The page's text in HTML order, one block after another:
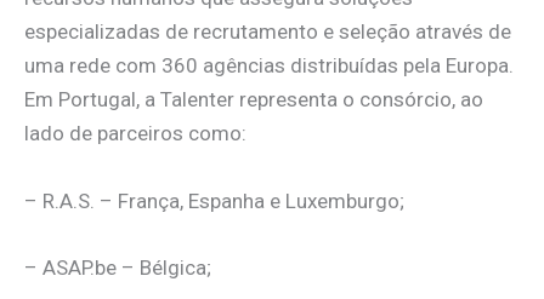
especializadas de recrutamento e seleção através de
uma rede com 360 agências distribuídas pela Europa.
Em Portugal, a Talenter representa o consórcio, ao
lado de parceiros como:
– R.A.S. – França, Espanha e Luxemburgo;
– ASAP.be – Bélgica;